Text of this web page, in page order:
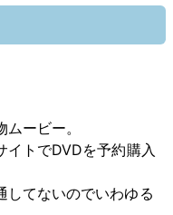
ービー。
イトでDVDを予約購入
してないのでいわゆる